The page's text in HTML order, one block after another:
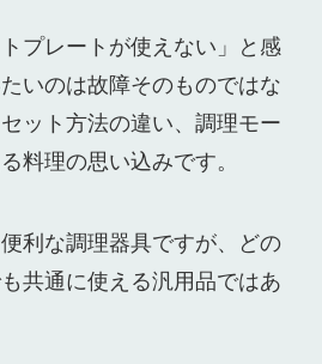
プレートが使えない」と感
いのは故障そのものではな
ット方法の違い、調理モー
料理の思い込みです。
利な調理器具ですが、どの
共通に使える汎用品ではあ